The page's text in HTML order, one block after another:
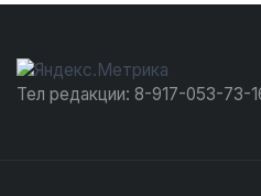
Тел редакции: 8-917-053-73-